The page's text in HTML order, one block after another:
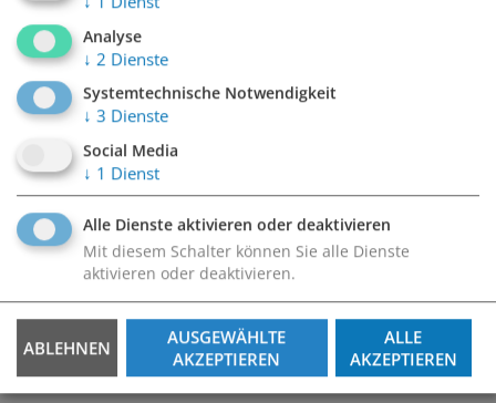
541 Stellplätze
Zugang
Hermine Jursa Gasse links von Ein-/Ausfahrt
Hermine Jursa Gasse Ecke Maria-Jacobi-Gasse (bei
Kreisverkehr)
Analyse
↓ 2 Dienste
Systemtechnische Notwendigkeit
↓ 3 Dienste
Social Media
↓ 1 Dienst
Alle Dienste aktivieren oder deaktivieren
Mit diesem Schalter können Sie alle Dienste
aktivieren oder deaktivieren.
ABLEHNEN
AUSGEWÄHLTE
AKZEPTIEREN
ALLE
AKZEPTIEREN